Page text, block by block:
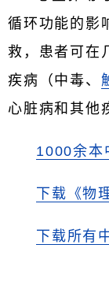
循环功能的影
救，患者可在
疾病（中毒、
心脏病和其他
1000余本
下载《物
下载所有